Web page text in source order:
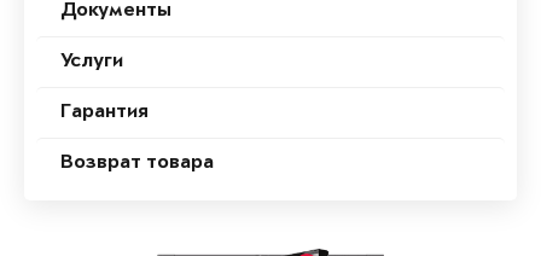
Документы
Услуги
Гарантия
Возврат товара